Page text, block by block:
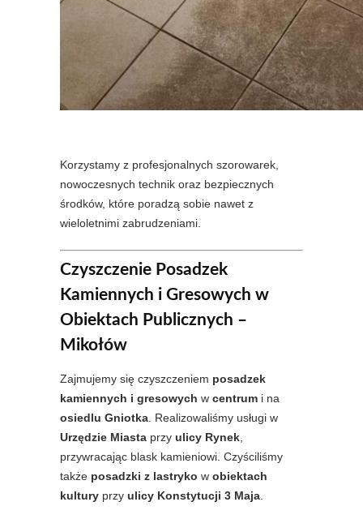
Korzystamy z profesjonalnych szorowarek,
nowoczesnych technik oraz bezpiecznych
środków, które poradzą sobie nawet z
wieloletnimi zabrudzeniami.
Czyszczenie Posadzek
Kamiennych i Gresowych w
Obiektach Publicznych –
Mikołów
Zajmujemy się czyszczeniem posadzek
kamiennych i gresowych w centrum i na
osiedlu Gniotka . Realizowaliśmy usługi w
Urzędzie Miasta przy ulicy Rynek
przywracając blask kamieniowi. Czyściliśmy
także posadzki z lastryko w obiektach
kultury przy ulicy Konstytucji 3 Maja